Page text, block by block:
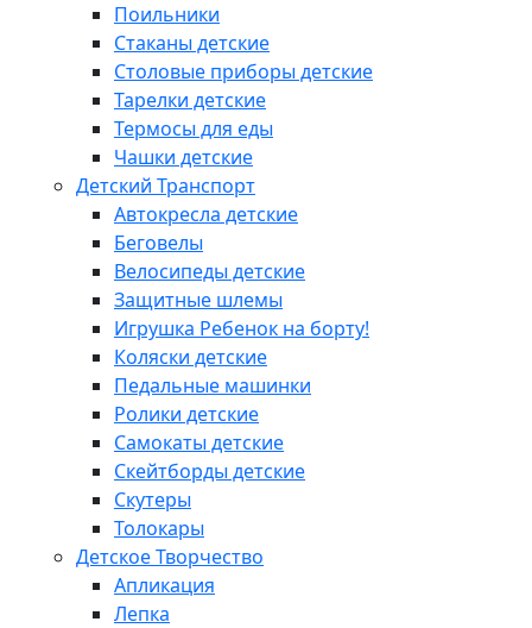
Поильники
Стаканы детские
Столовые приборы детские
Тарелки детские
Термосы для еды
Чашки детские
Детский Транспорт
Автокресла детские
Беговелы
Велосипеды детские
Защитные шлемы
Игрушка Ребенок на борту!
Коляски детские
Педальные машинки
Ролики детские
Самокаты детские
Скейтборды детские
Скутеры
Толокары
Детское Творчество
Апликация
Лепка